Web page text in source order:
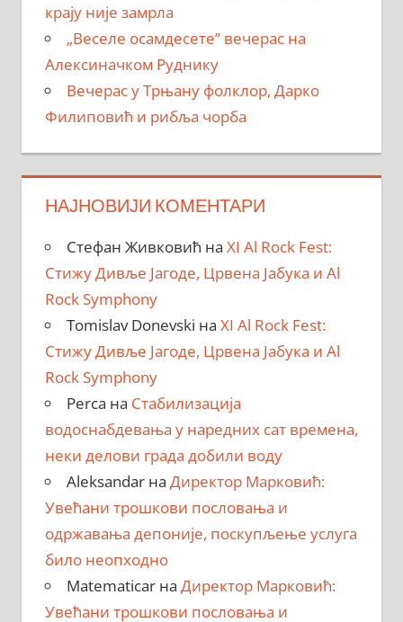
крају није замрла
„Веселе осамдесете” вечерас на
Алексиначком Руднику
Вечерас у Трњану фолклор, Дарко
Филиповић и рибља чорба
НАЈНОВИЈИ КОМЕНТАРИ
Стефан Живковић на XI Al Rock Fest:
Стижу Дивље Јагоде, Црвена Јабука и Al
Rock Symphony
Tomislav Donevski на XI Al Rock Fest:
Стижу Дивље Јагоде, Црвена Јабука и Al
Rock Symphony
Perca на Стабилизација
водоснабдевања у наредних сат времена,
неки делови града добили воду
Aleksandarна Директор Марковић:
Увећани трошкови пословања и
одржавања депоније, поскупљење услуга
било неопходно
Matematicarна Директор Марковић:
Увећани трошкови пословања и